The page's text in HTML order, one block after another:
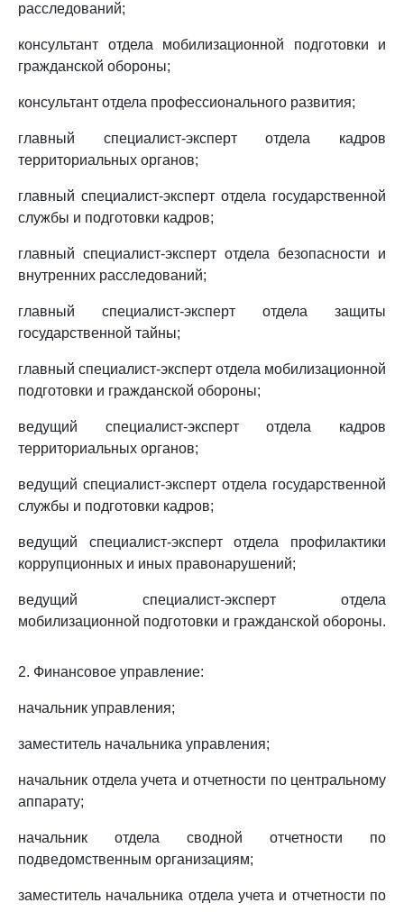
расследований;
консультант отдела мобилизационной подготовки и
гражданской обороны;
консультант отдела профессионального развития;
главный специалист-эксперт отдела кадров
территориальных органов;
главный специалист-эксперт отдела государственной
службы и подготовки кадров;
главный специалист-эксперт отдела безопасности и
внутренних расследований;
главный специалист-эксперт отдела защиты
государственной тайны;
главный специалист-эксперт отдела мобилизационной
подготовки и гражданской обороны;
ведущий специалист-эксперт отдела кадров
территориальных органов;
ведущий специалист-эксперт отдела государственной
службы и подготовки кадров;
ведущий специалист-эксперт отдела профилактики
коррупционных и иных правонарушений;
ведущий специалист-эксперт отдела
мобилизационной подготовки и гражданской обороны.
2. Финансовое управление:
начальник управления;
заместитель начальника управления;
начальник отдела учета и отчетности по центральному
аппарату;
начальник отдела сводной отчетности по
подведомственным организациям;
заместитель начальника отдела учета и отчетности по